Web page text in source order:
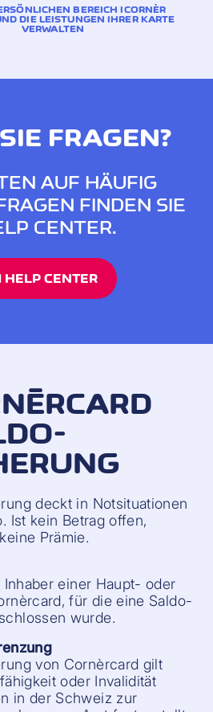
BEREICH ICORNÈR
DIE LEISTUNGEN IHRER KARTE
VERWALTEN
FRAGEN?
AUF HÄUFIG
FINDEN SIE
CENTER.
HELP CENTER
deckt in Notsituationen
Ist kein Betrag offen,
Prämie.
einer Haupt- oder
für die eine Saldo-
wurde.
von Cornèrcard gilt
oder Invalidität
in der Schweiz zur